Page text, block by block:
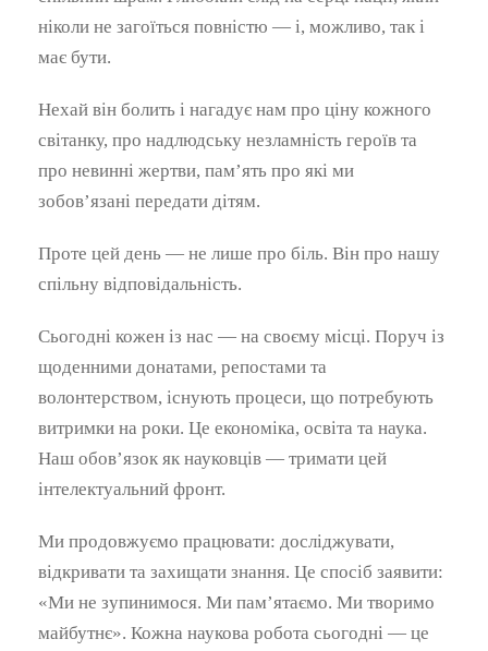
ніколи не загоїться повністю — і, можливо, так і
має бути.
Нехай він болить і нагадує нам про ціну кожного
світанку, про надлюдську незламність героїв та
про невинні жертви, пам’ять про які ми
зобов’язані передати дітям.
Проте цей день — не лише про біль. Він про нашу
спільну відповідальність.
Сьогодні кожен із нас — на своєму місці. Поруч із
щоденними донатами, репостами та
волонтерством, існують процеси, що потребують
витримки на роки. Це економіка, освіта та наука.
Наш обов’язок як науковців — тримати цей
інтелектуальний фронт.
Ми продовжуємо працювати: досліджувати,
відкривати та захищати знання. Це спосіб заявити:
«Ми не зупинимося. Ми пам’ятаємо. Ми творимо
майбутнє». Кожна наукова робота сьогодні — це